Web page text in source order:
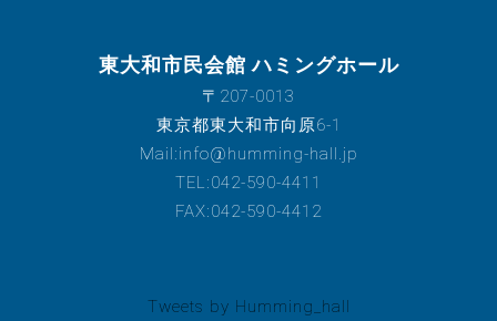
東大和市民会館 ハミングホール
〒207-0013
東京都東大和市向原6-1
Mail:info@humming-hall.jp
TEL:042-590-4411
FAX:042-590-4412
Tweets by Humming_hall